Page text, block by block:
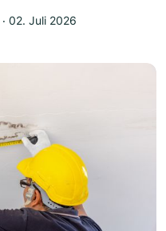
‧ 02. Juli 2026